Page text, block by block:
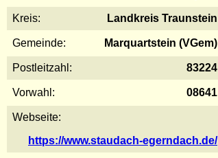
Kreis: Landkreis Traunstein
Gemeinde: Marquartstein (VGem)
Postleitzahl: 83224
Vorwahl: 08641
Webseite:
https://www.staudach-egerndach.de/